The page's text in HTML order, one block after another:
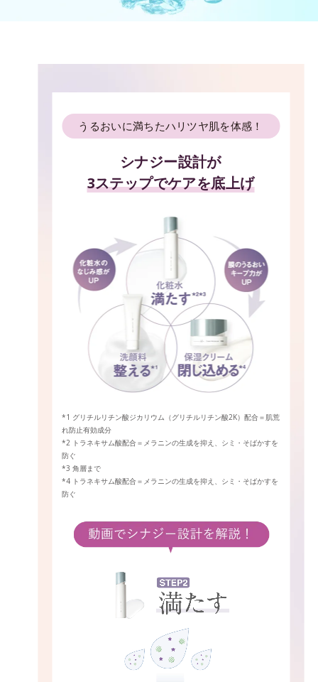
うるおいに満ちたハリツヤ肌を体感！
シナジー設計が
3ステップでケアを底上げ
*1 グリチルリチン酸ジカリウム（グリチルリチン酸2K）配合＝肌荒
れ防止有効成分
*2 トラネキサム酸配合＝メラニンの生成を抑え、シミ・そばかすを
防ぐ
*3 角層まで
*4 トラネキサム酸配合＝メラニンの生成を抑え、シミ・そばかすを
防ぐ